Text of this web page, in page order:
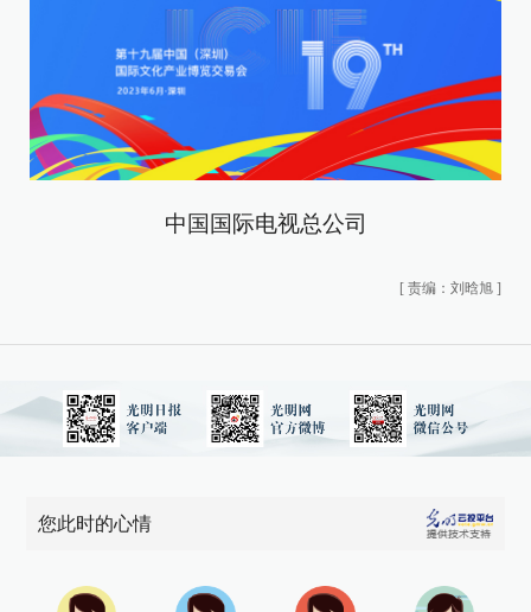
中国国际电视总公司
[ 责编：刘晗旭 ]
您此时的心情